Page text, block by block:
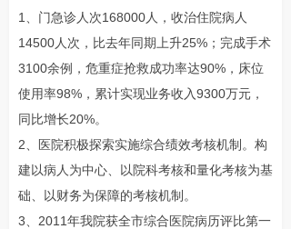
1、门急诊人次168000人，收治住院病人
14500人次，比去年同期上升25%；完成手术
3100余例，危重症抢救成功率达90%，床位
使用率98%，累计实现业务收入9300万元，
同比增长20%。
2、医院积极探索实施综合绩效考核机制。构
建以病人为中心、以院科考核和量化考核为基
础、以财务为保障的考核机制。
3、2011年我院获全市综合医院病历评比第一